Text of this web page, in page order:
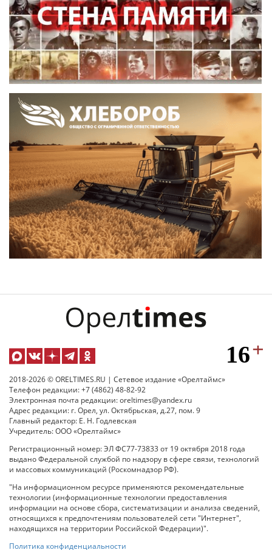
2018-2026 © ORELTIMES.RU | Сетевое издание «Орелтаймс»
Телефон редакции: +7 (4862) 48-82-92
Электронная почта редакции: oreltimes@yandex.ru
Адрес редакции: г. Орел, ул. Октябрьская, д.27, пом. 9
Главный редактор: Е. Н. Годлевская
Учредитель: ООО «Орелтаймс»
Регистрационный номер: ЭЛ ФС77-73833 от 19 октября 2018 года
выдано Федеральной службой по надзору в сфере связи, технологий
и массовых коммуникаций (Роскомнадзор РФ).
"На информационном ресурсе применяются рекомендательные
технологии (информационные технологии предоставления
информации на основе сбора, систематизации и анализа сведений,
относящихся к предпочтениям пользователей сети "Интернет",
находящихся на территории Российской Федерации)".
Политика конфиденциальности